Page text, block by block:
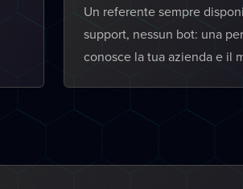
Un referente sempre
support, nessun bot: una
conosce la tua azienda e il